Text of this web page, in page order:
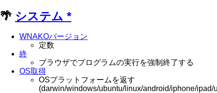
🌴 システム *
WNAKOバージョン
定数
終
ブラウザでプログラムの実行を強制終了する
OS取得
OSプラットフォームを返す
(darwin/windows/ubuntu/linux/android/iphone/ipad/